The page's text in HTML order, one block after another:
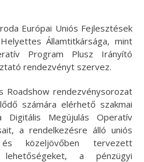
Európai Uniós Fejlesztések
Államtitkársága, mint
Program Plusz Irányító
rendezvényt szervez.
Roadshow rendezvénysorozat
számára elérhető szakmai
Digitális Megújulás Operatív
a rendelkezésre álló uniós
közeljövőben tervezett
lehetőségeket, a pénzügyi